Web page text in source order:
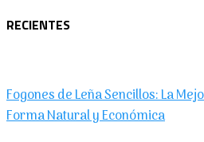
RECIENTES
Fogones de Leña Sencillos: La
Forma Natural y Económica